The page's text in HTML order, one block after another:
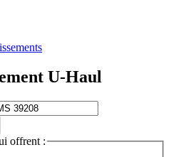
U-Haul
offrent :